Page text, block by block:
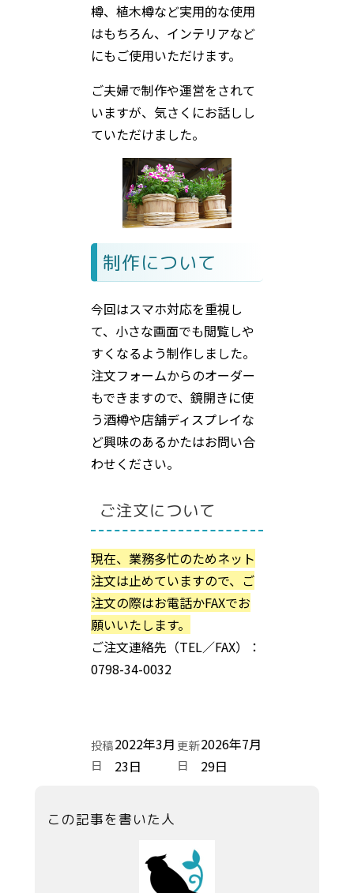
樽、植木樽など実用的な使用
はもちろん、インテリアなど
にもご使用いただけます。
ご夫婦で制作や運営をされて
いますが、気さくにお話しし
ていただけました。
制作について
今回はスマホ対応を重視し
て、小さな画面でも閲覧しや
すくなるよう制作しました。
注文フォームからのオーダー
もできますので、鏡開きに使
う酒樽や店舗ディスプレイな
ど興味のあるかたはお問い合
わせください。
ご注文について
現在、業務多忙のためネット
注文は止めていますので、ご
注文の際はお電話かFAXでお
願いいたします。
ご注文連絡先（TEL／FAX）：
0798-34-0032
投稿
日
2022年3月
23日
更新
日
2026年7月
29日
この記事を書いた人